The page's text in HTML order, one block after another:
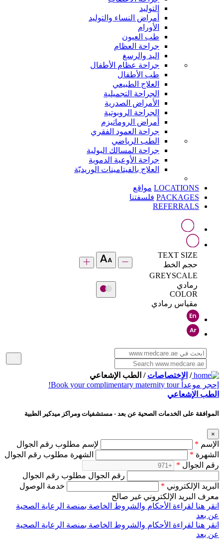
التوليد
أمراض النساء والتوليد
الأورام
طب العيون
جراحة العظام
اليد والرسغ
جراحة عظام الأطفال
طب الأطفال
العلاج الطبيعي
الجراحة التجميلية
الأمراض الصدرية
الجراحة الروبوتية
أمراض الروماتيزم
جراحة العمود الفقري
الطب الرياضي
جراحة المسالك البولية
جراحة الأوعية الدموية
العلاج بالفيتامينات الوريديّة
LOCATIONS مواقع
PACKAGES فلسفتنا
REFERRALS
TEXT SIZE
حجم الخط
GREYSCALE
رمادي
COLOR
مقياس رمادي
/ الاختصاصات / الطب الإشعاعي
إحجر موعداًBook your complimentary maternity tour!
الطب الإشعاعي
الموافقة على الخدمات الصحية عن بعد - مستشفيات ومراكز ميدكير الطبية
×
الإسم *
لإسم مطلوب رقم الجوال
الشهرة *
الشهرة مطلوب رقم الجوال
رقم الجوال *
رقم الجوال مطلوب رقم الجوال
البريد الإلكتروني *
خدمة الوصول
معرف البريد الإلكتروني غير صالح
انقر هنا لقراءة الأحكام والشروط الخاصة بمنصة الرعاية الصحية
عن بعد
انقر هنا لقراءة الأحكام والشروط الخاصة بمنصة الرعاية الصحية
عن بعد